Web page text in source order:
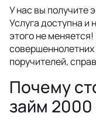
У нас вы получите
Услуга доступна и
этого не
поручителей,
Почему
займ 2000